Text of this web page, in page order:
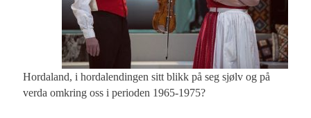
Hordaland, i hordalendingen sitt blikk på seg sjølv og på
verda omkring oss i perioden 1965-1975?